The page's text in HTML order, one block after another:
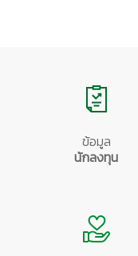
ข้อมูล
นักลงทุน